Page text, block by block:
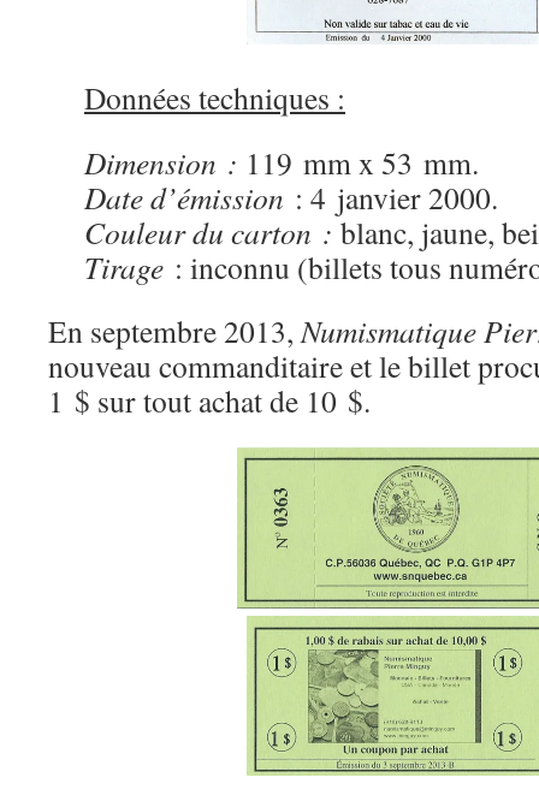
Données techniques :
Dimension : 119 mm x 53 mm.
Date d’émission : 4 janvier 2000.
Couleur du carton : blanc, jaune,
Tirage : inconnu (billets tous
En septembre 2013,Numismatique
nouveau commanditaire et le billet
1 $ sur tout achat de 10 $.